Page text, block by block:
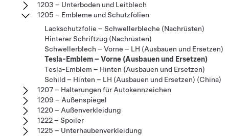
1203 – Unterboden und Leitblech
1205 – Embleme und Schutzfolien
Lackschutzfolie – Schwellerbleche (Nachrüsten)
Hinterer Schriftzug (Nachrüsten)
Schwellerblech – Vorne – LH (Ausbauen und Ersetzen)
Tesla-Emblem – Vorne (Ausbauen und Ersetzen)
Tesla-Emblem – Hinten (Ausbauen und Ersetzen)
Schild – Hinten – LH (Ausbauen und Ersetzen) (China)
1207 – Halterungen für Autokennzeichen
1209 – Außenspiegel
1220 – Außenverkleidung
1222 – Spoiler
1225 – Unterhaubenverkleidung